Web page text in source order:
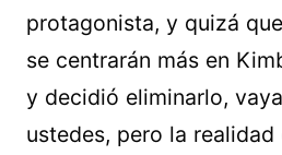
protagonista, y quizá
se centrarán más en
y decidió eliminarlo,
ustedes, pero la realidad